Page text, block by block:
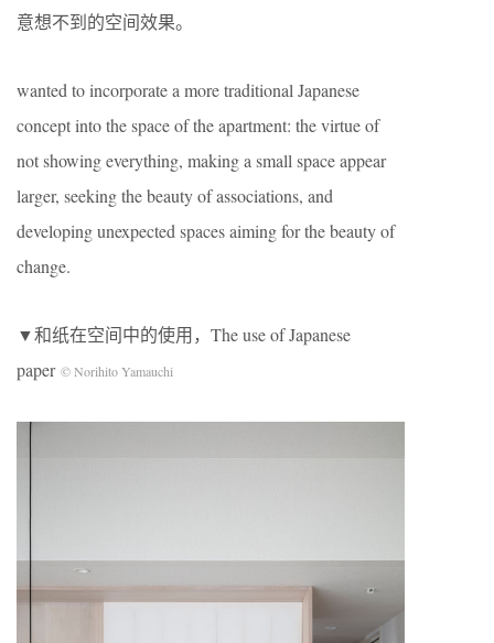
意想不到的空间效果。
wanted to incorporate a more traditional Japanese
concept into the space of the apartment: the virtue of
not showing everything, making a small space appear
larger, seeking the beauty of associations, and
developing unexpected spaces aiming for the beauty of
change.
▼和纸在空间中的使用，The use of Japanese
paper © Norihito Yamauchi